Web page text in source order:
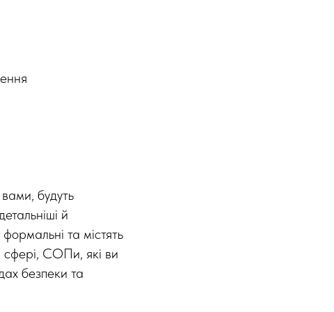
будуть
й
та містять
сфері, СОПи, які ви
безпеки та